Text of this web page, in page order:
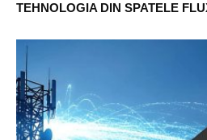
TEHNOLOGIA DIN SPATELE